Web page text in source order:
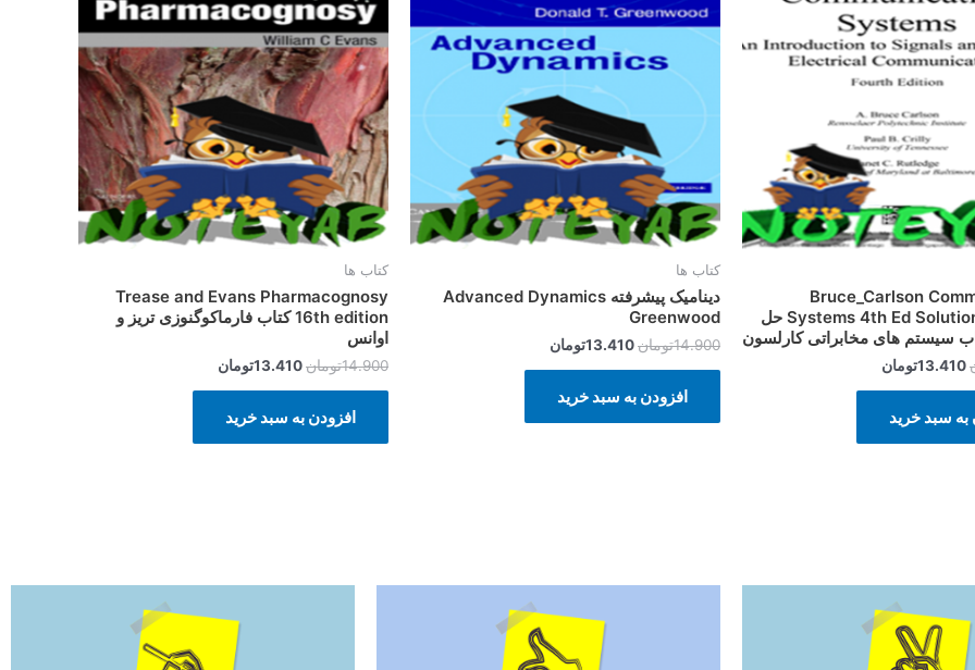
Bruce_Carlson
Systems 4th Ed Solutions Manual حل
سیستم های مخابراتی کارلسون
13.410تومان
به سبد خرید
کتاب ها
دینامیک پیشرفته Advanced Dynamics
Greenwood
14.900تومان13.410تومان
افزودن به سبد خرید
کتاب ها
Trease and Evans Pharmacognosy
16th edition کتاب فارماکوگنوزی تریز و
اوانس
14.900تومان13.410تومان
افزودن به سبد خرید